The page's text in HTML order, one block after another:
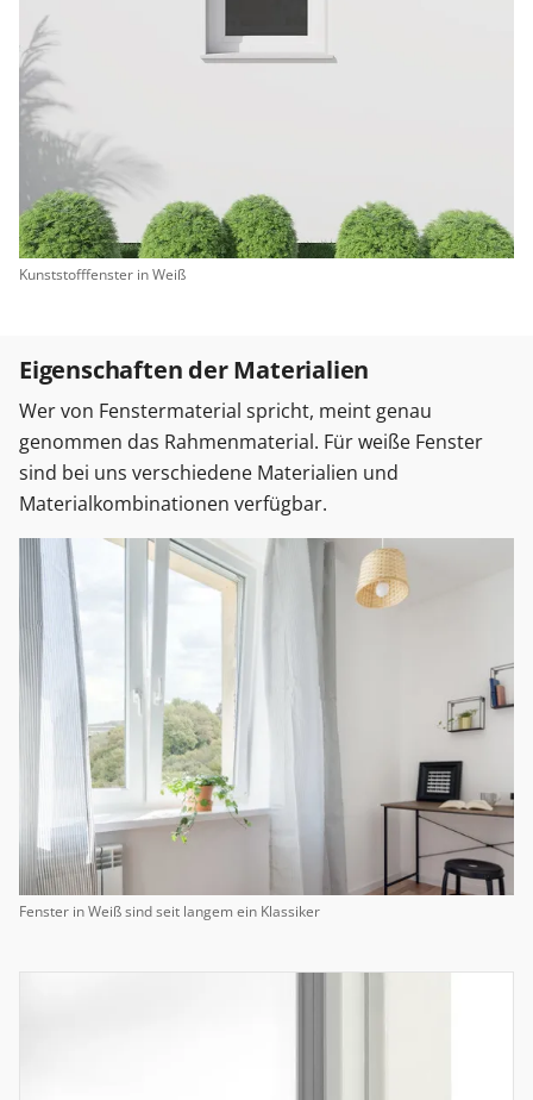
Kunststofffenster in Weiß
Eigenschaften der Materialien
Wer von Fenstermaterial spricht, meint genau
genommen das Rahmenmaterial. Für weiße Fenster
sind bei uns verschiedene Materialien und
Materialkombinationen verfügbar.
Fenster in Weiß sind seit langem ein Klassiker